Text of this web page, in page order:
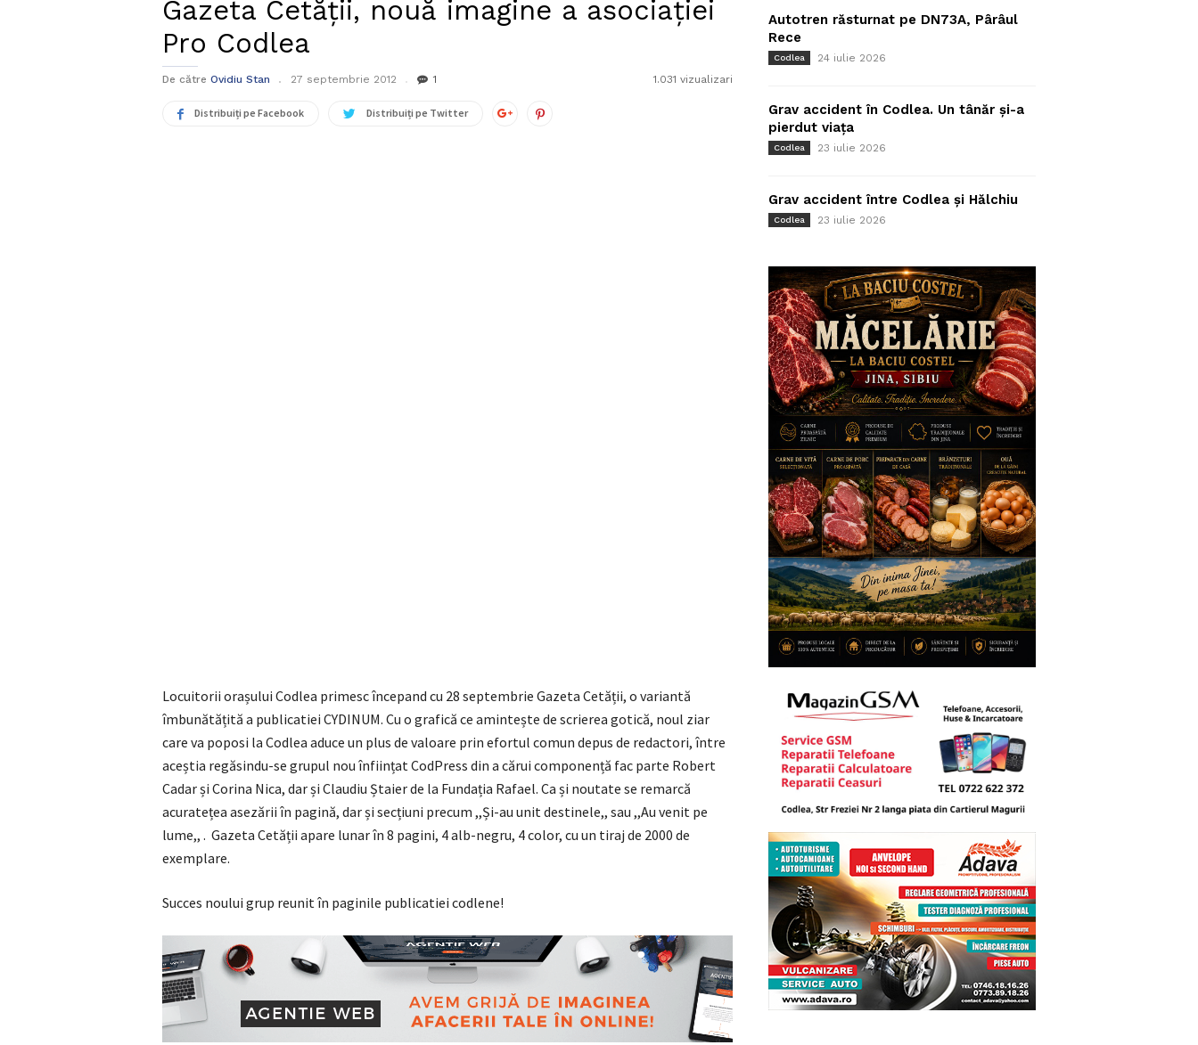
Gazeta Cetății, nouă imagine a asociației
Pro Codlea
De către Ovidiu Stan 27 septembrie 2012 1 1.031 vizualizari
Distribuiți pe Facebook Distribuiți pe Twitter
Locuitorii orașului Codlea primesc începand cu 28 septembrie Gazeta Cetății, o variantă
îmbunătățită a publicatiei CYDINUM. Cu o grafică ce amintește de scrierea gotică, noul ziar
care va poposi la Codlea aduce un plus de valoare prin efortul comun depus de redactori, între
aceștia regăsindu-se grupul nou înființat CodPress din a cărui componență fac parte Robert
Cadar și Corina Nica, dar și Claudiu Ștaier de la Fundația Rafael. Ca și noutate se remarcă
acuratețea asezării în pagină, dar și secțiuni precum ,,Și-au unit destinele,, sau ,,Au venit pe
lume,, . Gazeta Cetății apare lunar în 8 pagini, 4 alb-negru, 4 color, cu un tiraj de 2000 de
exemplare.
Succes noului grup reunit în paginile publicatiei codlene!
Autotren răsturnat pe DN73A, Pârâul
Rece
Codlea 24 iulie 2026
Grav accident în Codlea. Un tânăr și-a
pierdut viața
Codlea 23 iulie 2026
Grav accident între Codlea și Hălchiu
Codlea 23 iulie 2026